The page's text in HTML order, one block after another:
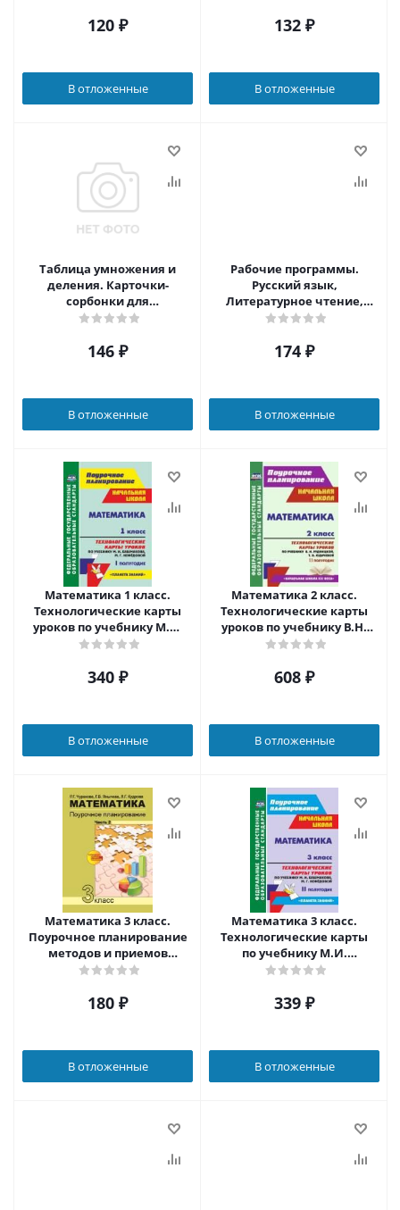
120 ₽
В отложенные
132 ₽
В отложенные
Таблица умножения и
деления. Карточки-
сорбонки для
школьников
146 ₽
В отложенные
Рабочие программы.
Русский язык,
Литературное чтение,
Математика,
УМК "Школа 2100" CD
174 ₽
В отложенные
Математика 1 класс.
Технологические карты
уроков по учебнику М.И.
Башмакова. УМК
полугодие. ФГОС
340 ₽
В отложенные
Математика 2 класс.
Технологические карты
уроков по учебнику В.Н.
Рудницкой 2 полугодие
608 ₽
В отложенные
Математика 3 класс.
Поурочное планирование
методов и приемов
индивидуального
условиях УУД. В 2 частях.
180 ₽
В отложенные
Математика 3 класс.
Технологические карты
по учебнику М.И.
Башмакова, М.Г.
"Планета знаний" 2
339 ₽
В отложенные